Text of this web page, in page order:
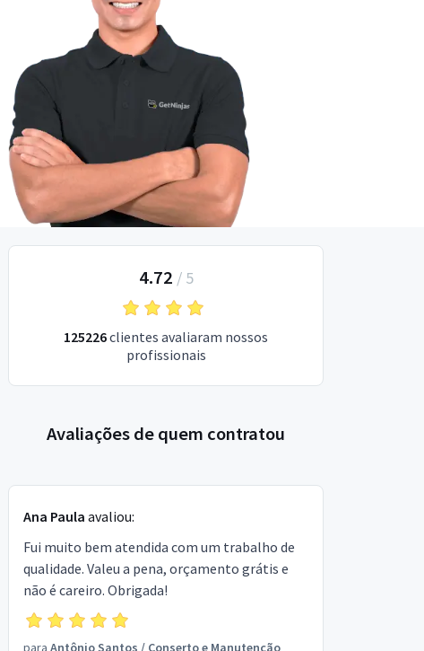
4.72 / 5
125226clientes avaliaram nossos
profissionais
Avaliações de quem contratou
Ana Paula avaliou:
Fui muito bem atendida com um trabalho de
qualidade. Valeu a pena, orçamento grátis e
não é careiro. Obrigada!
para Antônio Santos / Conserto e Manutenção